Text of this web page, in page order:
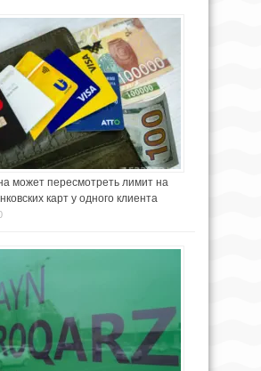
может пересмотреть лимит на
карт у одного клиента